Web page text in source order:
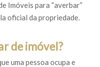
Imóveis para “averbar”
oficial da propriedade.
de imóvel?
uma pessoa ocupa e